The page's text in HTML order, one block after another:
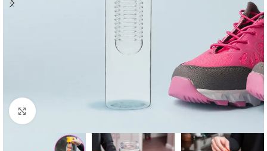
Click to enlarge